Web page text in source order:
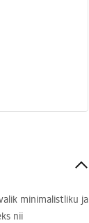
minimalistliku ja
nii